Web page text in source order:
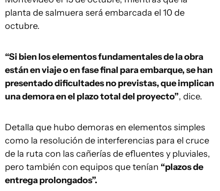
planta de salmuera será embarcada el 10 de
octubre.
“Si bien los elementos fundamentales de la obra
están en viaje o en fase final para embarque, se han
presentado dificultades no previstas, que implican
una demora en el plazo total del proyecto”, dice.
Detalla que hubo demoras en elementos simples
como la resolución de interferencias para el cruce
de la ruta con las cañerías de efluentes y pluviales,
pero también con equipos que tenían “plazos de
entrega prolongados”.